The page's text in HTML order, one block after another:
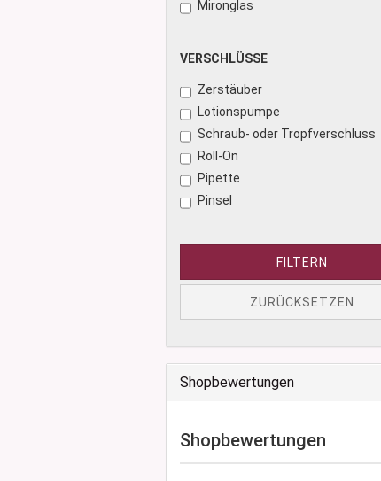
Mironglas
VERSCHLÜSSE
VERSCHLÜSSE
Zerstäuber
Lotionspumpe
Schraub- oder Tropfverschluss
Roll-On
Pipette
Pinsel
FILTERN
ZURÜCKSETZEN
Shopbewertungen
Shopbewertungen